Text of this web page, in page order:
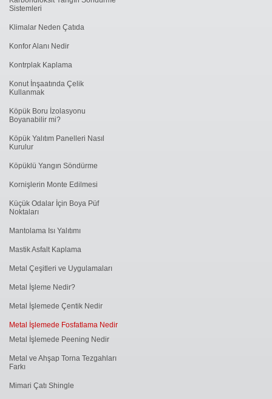
Sistemleri
Klimalar Neden Çatıda
Konfor Alanı Nedir
Kontrplak Kaplama
Konut İnşaatında Çelik
Kullanmak
Köpük Boru İzolasyonu
Boyanabilir mi?
Köpük Yalıtım Panelleri Nasıl
Kurulur
Köpüklü Yangın Söndürme
Kornişlerin Monte Edilmesi
Küçük Odalar İçin Boya Püf
Noktaları
Mantolama Isı Yalıtımı
Mastik Asfalt Kaplama
Metal Çeşitleri ve Uygulamaları
Metal İşleme Nedir?
Metal İşlemede Çentik Nedir
Metal İşlemede Fosfatlama Nedir
Metal İşlemede ​Peening Nedir
Metal ve Ahşap Torna Tezgahları
Farkı
Mimari Çatı Shingle